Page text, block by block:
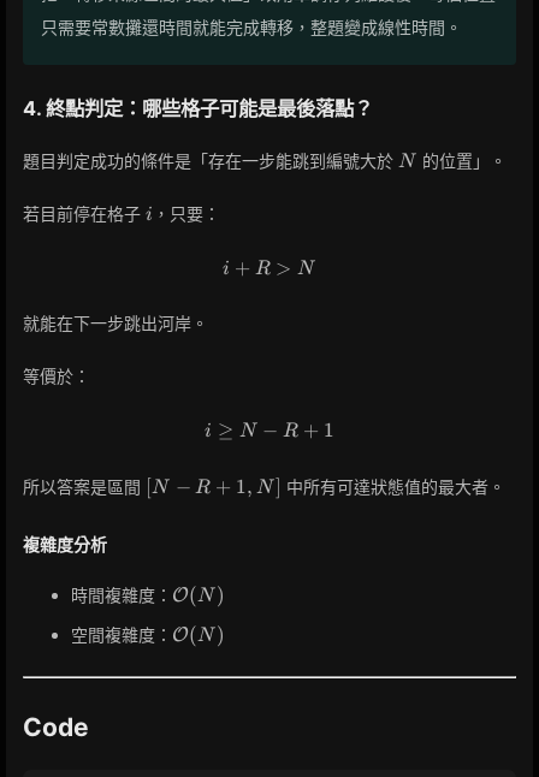
只需要常數攤還時間就能完成轉移，整題變成線性時間。
4. 終點判定：哪些格子可能是最後落點？
題目判定成功的條件是「存在一步能跳到編號大於 N
N 的位置」。
若目前停在格子 i
i ，只要：
i + R > N
i + R > N
就能在下一步跳出河岸。
等價於：
i \ge N - R + 1
i ≥ N − R + 1
所以答案是區間 [N-
R+1,
N − R + 1, N 中所有可達狀態值的最大者。
複雜度分析
時間複雜度： \mathcal{O}
O(N )
空間複雜度： \mathcal{O}
(N)
O(N )
Code